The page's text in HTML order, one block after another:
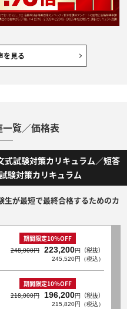
を見る
覧／価格表
式試験対策カリキュラム／短答
験対策カリキュラム
生が最短で最終合格するためのカ
期間限定10％OFF
248,000円 223,200円（税抜）
245,520円（税込）
期間限定10％OFF
218,000円 196,200円（税抜）
215,820円（税込）